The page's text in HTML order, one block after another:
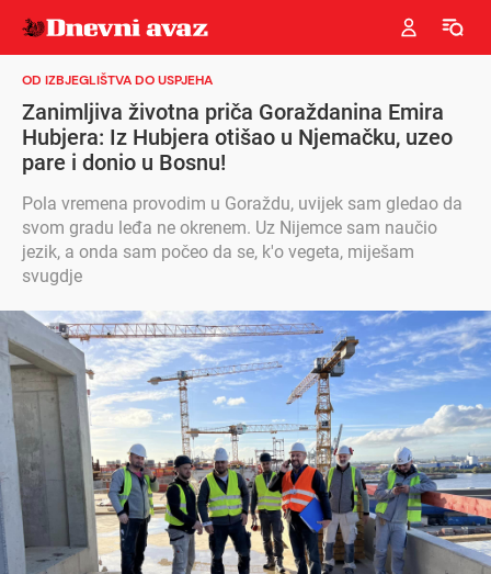
OD IZBJEGLIŠTVA DO USPJEHA
Zanimljiva životna priča Goraždanina Emira
Hubjera: Iz Hubjera otišao u Njemačku, uzeo
pare i donio u Bosnu!
Pola vremena provodim u Goraždu, uvijek sam gledao da
svom gradu leđa ne okrenem. Uz Nijemce sam naučio
jezik, a onda sam počeo da se, k'o vegeta, miješam
svugdje